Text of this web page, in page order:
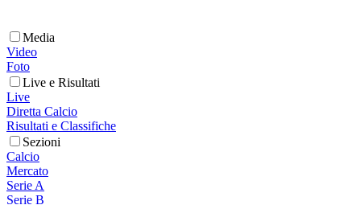
Media
Video
Foto
Live e Risultati
Live
Diretta Calcio
Risultati e Classifiche
Sezioni
Calcio
Mercato
Serie A
Serie B